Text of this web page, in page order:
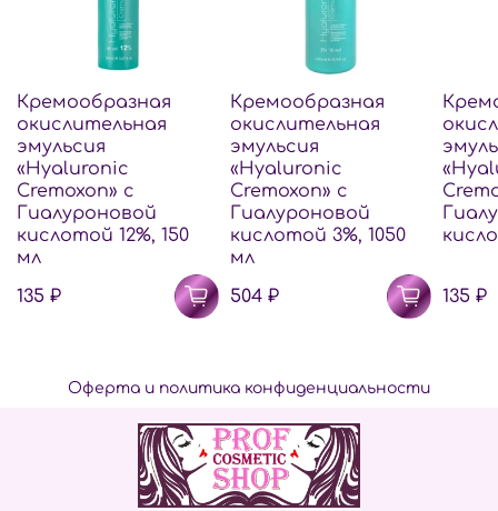
Кремообразная
окислительная
эмульсия
«Hyaluronic
Cremoxon» с
Гиалуроновой
кислотой 12%, 150
мл
135 ₽
Кремообразная
окислительная
эмульсия
«Hyaluronic
Cremoxon» с
Гиалуроновой
кислотой 3%, 1050
мл
504 ₽
135 ₽
Оферта и политика конфиденциальности